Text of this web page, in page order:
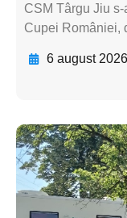
CSM Târgu Jiu s-
Cupei României,
6 august 2026